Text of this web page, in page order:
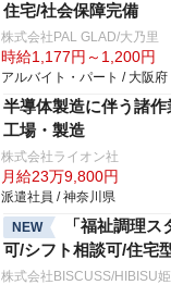
住宅/社会保障完備
株式会社PAL GLAD/大乃里
時給1,177円～1,200円
アルバイト・パート / 大阪府
半導体製造に伴う諸
工場・製造
株式会社ライオン社
月給23万9,800円
派遣社員 / 神奈川県
NEW
「福祉調理
可/シフト相談可/住宅
株式会社BISCUSS/HIBISU